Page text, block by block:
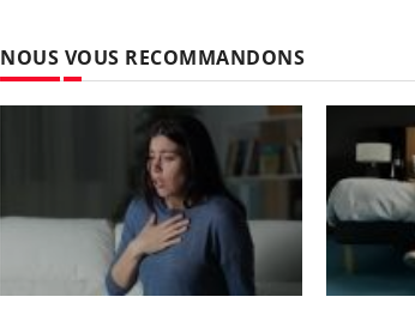
NOUS VOUS RECOMMANDONS